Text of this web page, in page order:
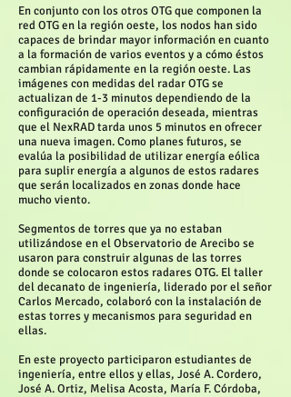
En conjunto con los otros OTG que componen la
red OTG en la región oeste, los nodos han sido
capaces de brindar mayor información en cuanto
a la formación de varios eventos y a cómo éstos
cambian rápidamente en la región oeste. Las
imágenes con medidas del radar OTG se
actualizan de 1-3 minutos dependiendo de la
configuración de operación deseada, mientras
que el NexRAD tarda unos 5 minutos en ofrecer
una nueva imagen. Como planes futuros, se
evalúa la posibilidad de utilizar energía eólica
para suplir energía a algunos de estos radares
que serán localizados en zonas donde hace
mucho viento.
Segmentos de torres que ya no estaban
utilizándose en el Observatorio de Arecibo se
usaron para construir algunas de las torres
donde se colocaron estos radares OTG. El taller
del decanato de ingeniería, liderado por el señor
Carlos Mercado, colaboró con la instalación de
estas torres y mecanismos para seguridad en
ellas.
En este proyecto participaron estudiantes de
ingeniería, entre ellos y ellas, José A. Cordero,
José A. Ortiz, Melisa Acosta, María F. Córdoba,